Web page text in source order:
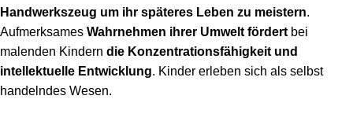
Handwerkszeug um ihr späteres Leben zu meistern.
Aufmerksames Wahrnehmen ihrer Umwelt fördert bei
malenden Kindern die Konzentrationsfähigkeit und
intellektuelle Entwicklung. Kinder erleben sich als selbst
handelndes Wesen.